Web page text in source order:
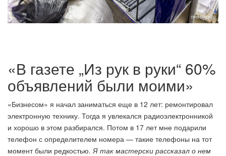
«В газете „Из рук в руки“ 60%
объявлений были моими»
«Бизнесом» я начал заниматься еще в 12 лет: ремонтировал
электронную технику. Тогда я увлекался радиоэлектронникой
и хорошо в этом разбирался. Потом в 17 лет мне подарили
телефон с определителем номера — такие телефоны на тот
момент были редкостью. Я так мастерски рассказал о нем